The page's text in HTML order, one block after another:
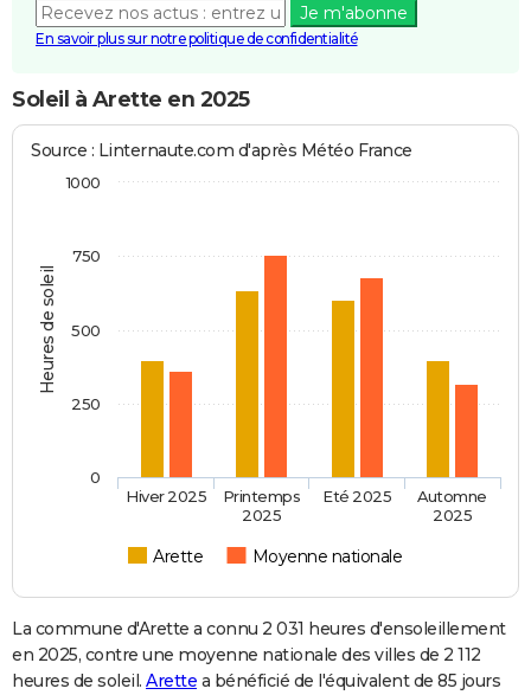
Je m'abonne
En savoir plus sur notre politique de confidentialité
Soleil à Arette en 2025
Heures de soleil
Source : Linternaute.com d'après Météo France
Arette Moyenne nationale
Hiver 2025
Printemps
2025
Eté 2025
Automne
2025
0
250
500
750
1000
La commune d'Arette a connu 2 031 heures d'ensoleillement
en 2025, contre une moyenne nationale des villes de 2 112
heures de soleil. Arette a bénéficié de l'équivalent de 85 jours